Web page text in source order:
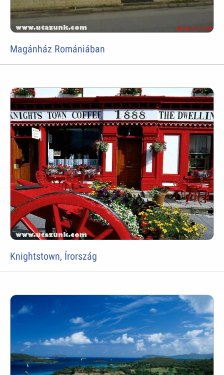
Magánház Romániában
Knightstown, Írország